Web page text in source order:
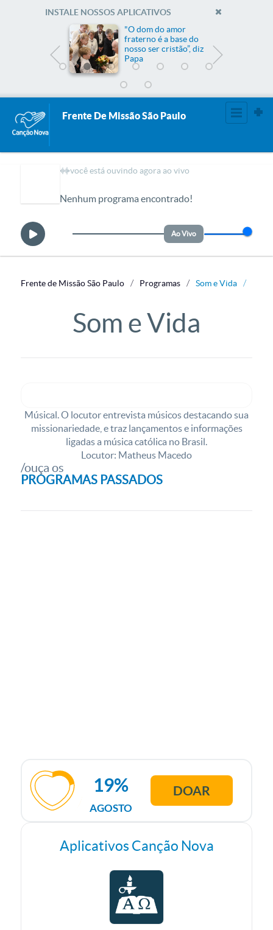
INSTALE NOSSOS APLICATIVOS
"O dom do amor
fraterno é a base do
nosso ser cristão”, diz
Papa
Frente De Missão São Paulo
você está ouvindo agora ao vivo
Nenhum programa encontrado!
Ao Vivo
Frente de Missão São Paulo Programas Som e Vida
Som e Vida
Músical. O locutor entrevista músicos destacando sua
missionariedade, e traz lançamentos e informações
ligadas a música católica no Brasil.
Locutor: Matheus Macedo
PROGRAMAS PASSADOS
AGOSTO
19% DOAR
Aplicativos Canção Nova